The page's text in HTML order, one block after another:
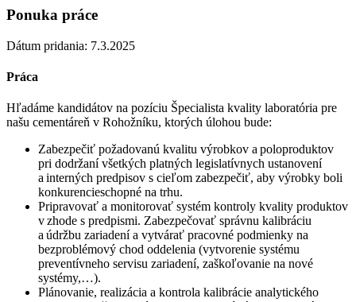
Ponuka práce
Dátum pridania: 7.3.2025
Práca
Hľadáme kandidátov na pozíciu Špecialista kvality laboratória pre
našu cementáreň v Rohožníku, ktorých úlohou bude:
Zabezpečiť požadovanú kvalitu výrobkov a poloproduktov
pri dodržaní všetkých platných legislatívnych ustanovení
a interných predpisov s cieľom zabezpečiť, aby výrobky boli
konkurencieschopné na trhu.
Pripravovať a monitorovať systém kontroly kvality produktov
v zhode s predpismi. Zabezpečovať správnu kalibráciu
a údržbu zariadení a vytvárať pracovné podmienky na
bezproblémový chod oddelenia (vytvorenie systému
preventívneho servisu zariadení, zaškoľovanie na nové
systémy,…).
Plánovanie, realizácia a kontrola kalibrácie analytického